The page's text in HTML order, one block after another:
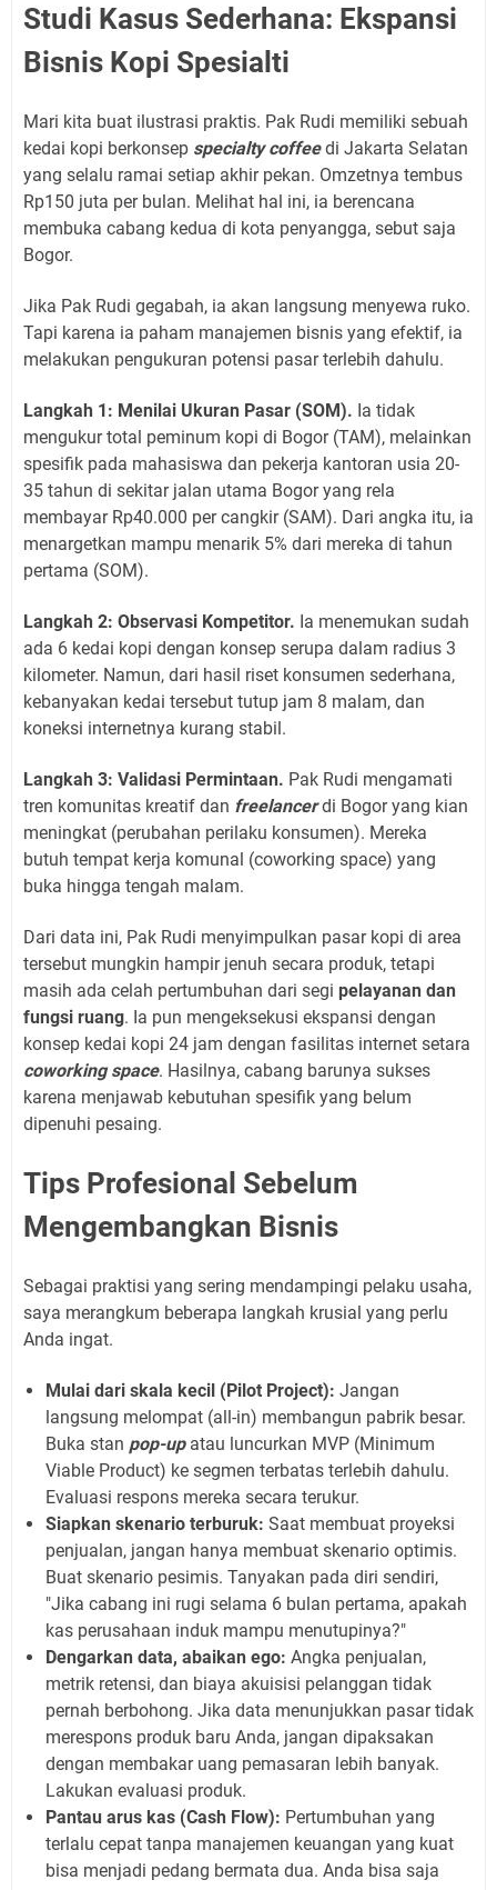
Studi Kasus Sederhana: Ekspansi
Bisnis Kopi Spesialti
Mari kita buat ilustrasi praktis. Pak Rudi memiliki sebuah
kedai kopi berkonsep specialty coffeedi Jakarta Selatan
yang selalu ramai setiap akhir pekan. Omzetnya tembus
Rp150 juta per bulan. Melihat hal ini, ia berencana
membuka cabang kedua di kota penyangga, sebut saja
Bogor.
Jika Pak Rudi gegabah, ia akan langsung menyewa ruko.
Tapi karena ia paham manajemen bisnis yang efektif, ia
melakukan pengukuran potensi pasar terlebih dahulu.
Langkah 1: Menilai Ukuran Pasar (SOM). Ia tidak
mengukur total peminum kopi di Bogor (TAM), melainkan
spesifik pada mahasiswa dan pekerja kantoran usia 20-
35 tahun di sekitar jalan utama Bogor yang rela
membayar Rp40.000 per cangkir (SAM). Dari angka itu, ia
menargetkan mampu menarik 5% dari mereka di tahun
pertama (SOM).
Langkah 2: Observasi Kompetitor. Ia menemukan sudah
ada 6 kedai kopi dengan konsep serupa dalam radius 3
kilometer. Namun, dari hasil riset konsumen sederhana,
kebanyakan kedai tersebut tutup jam 8 malam, dan
koneksi internetnya kurang stabil.
Langkah 3: Validasi Permintaan. Pak Rudi mengamati
tren komunitas kreatif dan freelancerdi Bogor yang kian
meningkat (perubahan perilaku konsumen). Mereka
butuh tempat kerja komunal (coworking space) yang
buka hingga tengah malam.
Dari data ini, Pak Rudi menyimpulkan pasar kopi di area
tersebut mungkin hampir jenuh secara produk, tetapi
masih ada celah pertumbuhan dari segi pelayanan dan
fungsi ruang. Ia pun mengeksekusi ekspansi dengan
konsep kedai kopi 24 jam dengan fasilitas internet setara
coworking space. Hasilnya, cabang barunya sukses
karena menjawab kebutuhan spesifik yang belum
dipenuhi pesaing.
Tips Profesional Sebelum
Mengembangkan Bisnis
Sebagai praktisi yang sering mendampingi pelaku usaha,
saya merangkum beberapa langkah krusial yang perlu
Anda ingat.
Mulai dari skala kecil (Pilot Project): Jangan
langsung melompat (all-in) membangun pabrik besar.
Buka stan pop-upatau luncurkan MVP (Minimum
Viable Product) ke segmen terbatas terlebih dahulu.
Evaluasi respons mereka secara terukur.
Siapkan skenario terburuk: Saat membuat proyeksi
penjualan, jangan hanya membuat skenario optimis.
Buat skenario pesimis. Tanyakan pada diri sendiri,
"Jika cabang ini rugi selama 6 bulan pertama, apakah
kas perusahaan induk mampu menutupinya?"
Dengarkan data, abaikan ego: Angka penjualan,
metrik retensi, dan biaya akuisisi pelanggan tidak
pernah berbohong. Jika data menunjukkan pasar tidak
merespons produk baru Anda, jangan dipaksakan
dengan membakar uang pemasaran lebih banyak.
Lakukan evaluasi produk.
Pantau arus kas (Cash Flow): Pertumbuhan yang
terlalu cepat tanpa manajemen keuangan yang kuat
bisa menjadi pedang bermata dua. Anda bisa saja